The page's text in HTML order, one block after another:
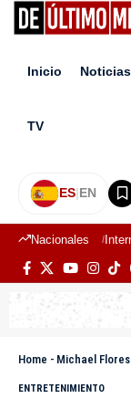
Inicio Noticias
TV
ES|EN
Nacionales
Home - Michael Flores dedica
ENTRETENIMIENTO